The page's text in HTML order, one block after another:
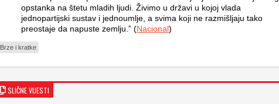
opstanka na štetu mladih ljudi. Živimo u državi u kojoj vlada
jednopartijski sustav i jednoumlje, a svima koji ne razmišljaju tako
preostaje da napuste zemlju.” (Nacional)
Brze i kratke
SLIČNE VIJESTI